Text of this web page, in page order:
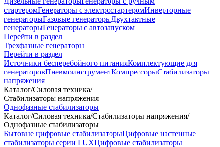
стартеромГенераторы с электростартеромИнверторные
генераторыГазовые генераторыДвухтактные
генераторыГенераторы с автозапуском
Перейти в раздел
Трехфазные генераторы
Перейти в раздел
Источники бесперебойного питанияКомплектующие для
генераторовПневмоинструментКомпрессорыСтабилизаторы
напряжения
Каталог/Силовая техника/
Стабилизаторы напряжения
Однофазные стабилизаторы
Каталог/Силовая техника/Стабилизаторы напряжения/
Однофазные стабилизаторы
Бытовые цифровые стабилизаторыЦифровые настенные
стабилизаторы серии LUXЦифровые стабилизаторы